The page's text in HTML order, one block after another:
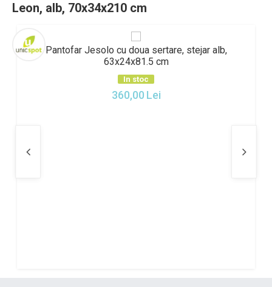
Leon, alb, 70x34x210 cm
Pantofar Jesolo cu doua sertare, stejar alb,
63x24x81.5 cm
In stoc
360,00 Lei